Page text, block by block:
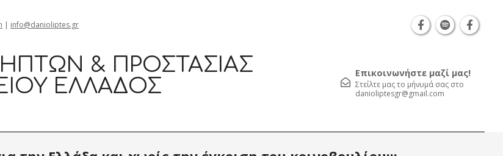
| info@danioliptes.gr
& ΠΡΟΣΤΑΣΊΑΣ
ΕΛΛΆΔΟΣ
Επικοινωνήστε μαζί μας!
Στείλτε μας το μήνυμά σας στο
danioliptesgr@gmail.com